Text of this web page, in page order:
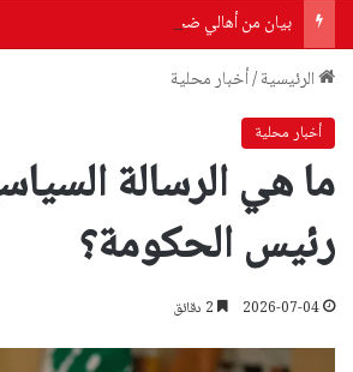
بيان من أهالي ضحايا مرفأ بيروت إلى وزير
الرئيسية/أخبار محلية
أخبار محلية
ما هي الرسالة
رئيس الحكومة؟
2026-07-04